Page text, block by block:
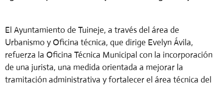
El Ayuntamiento de Tuineje, a través del área de
Urbanismo y Oficina técnica, que dirige Evelyn Ávila,
refuerza la Oficina Técnica Municipal con la incorporación
de una jurista, una medida orientada a mejorar la
tramitación administrativa y fortalecer el área técnica del